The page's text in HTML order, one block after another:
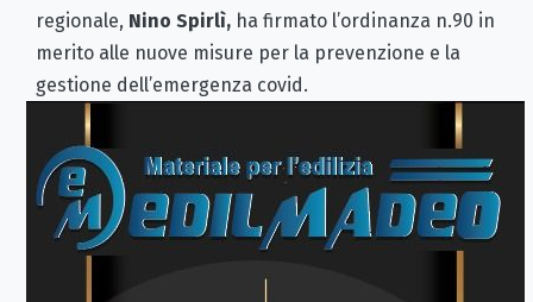
regionale, Nino Spirlì, ha firmato l’ordinanza n.90 in
merito alle nuove misure per la prevenzione e la
gestione dell’emergenza covid.